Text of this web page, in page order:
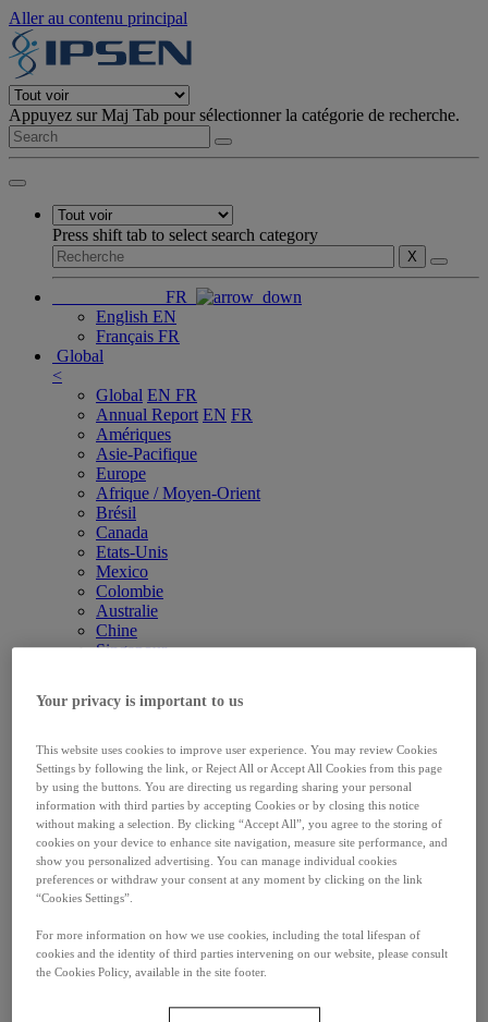
Aller au contenu principal
Appuyez sur Maj Tab pour sélectionner la catégorie de recherche.
Press shift tab to select search category
X
FR
English EN
Français FR
Global
<
Global EN FR
Annual Report EN FR
Amériques
Asie-Pacifique
Europe
Afrique / Moyen-Orient
Brésil
Canada
Etats-Unis
Mexico
Colombie
Australie
Chine
Singapour
Belgique
Royaume-Uni & Irlande
Allemagne
France
Pays scandinaves
Grèce
Italie
Pays-Bas
Espagne
Pologne
République Tchèque
Roumanie
Hongrie
Your privacy is important to us
This website uses cookies to improve user experience. You may review Cookies
Settings by following the link, or Reject All or Accept All Cookies from this page
by using the buttons. You are directing us regarding sharing your personal
information with third parties by accepting Cookies or by closing this notice
without making a selection. By clicking “Accept All”, you agree to the storing of
cookies on your device to enhance site navigation, measure site performance, and
show you personalized advertising. You can manage individual cookies
preferences or withdraw your consent at any moment by clicking on the link
“Cookies Settings”.
For more information on how we use cookies, including the total lifespan of
cookies and the identity of third parties intervening on our website, please consult
the Cookies Policy, available in the site footer.